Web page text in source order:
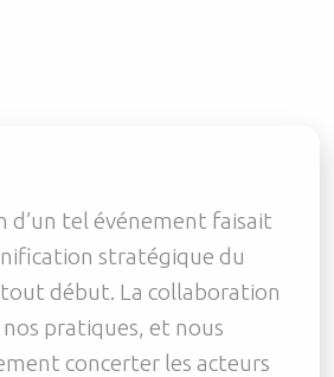
d’un tel événement faisait
stratégique du
tout début. La collaboration
pratiques, et nous
concerter les acteurs